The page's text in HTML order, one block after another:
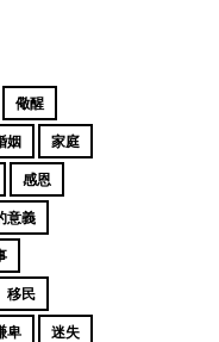
儆醒
姻 家庭
感恩
意義
移民
卑 迷失